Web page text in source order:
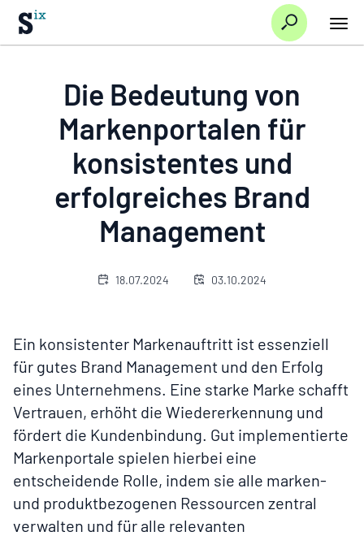
Suche
Ressourcen
Blog
konsistentes und erfolgreiches Brand
Management
Die Bedeutung von
Markenportalen für
konsistentes und
erfolgreiches Brand
Management
18.07.2024 03.10.2024
Ein konsistenter Markenauftritt ist essenziell
für gutes Brand Management und den Erfolg
eines Unternehmens. Eine starke Marke schafft
Vertrauen, erhöht die Wiedererkennung und
fördert die Kundenbindung. Gut implementierte
Markenportale spielen hierbei eine
entscheidende Rolle, indem sie alle marken-
und produktbezogenen Ressourcen zentral
verwalten und für alle relevanten